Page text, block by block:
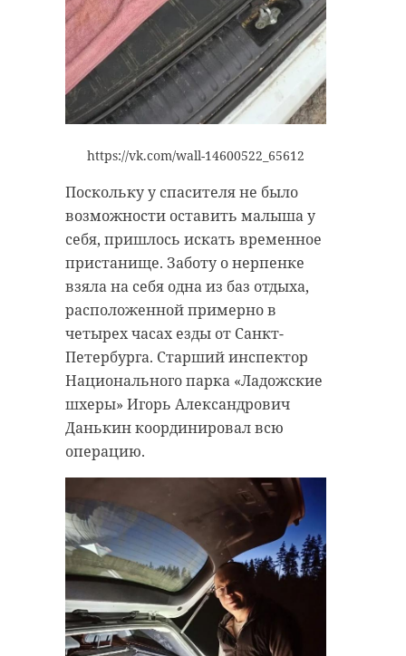
https://vk.com/wall-14600522_65612
Поскольку у спасителя не было
возможности оставить малыша у
себя, пришлось искать временное
пристанище. Заботу о нерпенке
взяла на себя одна из баз отдыха,
расположенной примерно в
четырех часах езды от Санкт-
Петербурга. Старший инспектор
Национального парка «Ладожские
шхеры» Игорь Александрович
Данькин координировал всю
операцию.
Конфликт в
трамвае перерос
в драку на
остановке в Пе ...
В
признали
для